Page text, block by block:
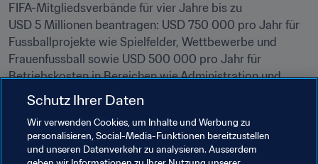
FIFA-Mitgliedsverbände für vier Jahre bis zu
USD 5 Millionen beantragen: USD 750 000 pro Jahr für
Fussballprojekte wie Spielfelder, Wettbewerbe und
Frauenfussball sowie USD 500 000 pro Jahr für
Betriebskosten in Bereichen wie Administration und
Verbandsführung. Konföderationen, die ebenfalls eine
Jahre bis zu USD 40 Millionen beziehen.
Neben den Seminaren realisiert die FIFA noch weitere
Schutz Ihrer Daten
Wir verwenden Cookies, um Inhalte und Werbung zu
personalisieren, Social-Media-Funktionen bereitzustellen
und unseren Datenverkehr zu analysieren. Ausserdem